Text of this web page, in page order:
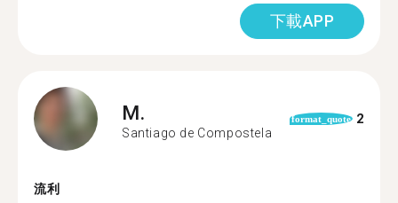
下載APP
M.
Santiago de Compostela
format_quote 2
流利